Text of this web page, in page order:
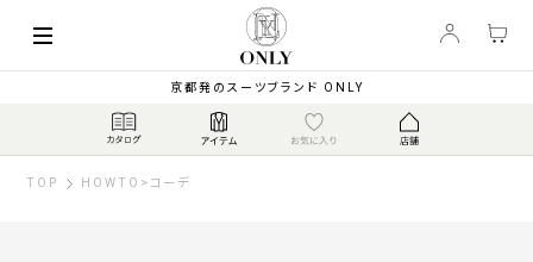
京都発のスーツブランド ONLY
TOP HOWTO > コーデ